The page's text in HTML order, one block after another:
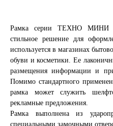
Рамка серии ТЕХНО МИНИ
стильное решение для
используется в магазинах
обуви и косметики. Ее
размещения информации и
Помимо стандартного
рамка может служить
рекламные предложения.
Рамка выполнена из
специальными замочными